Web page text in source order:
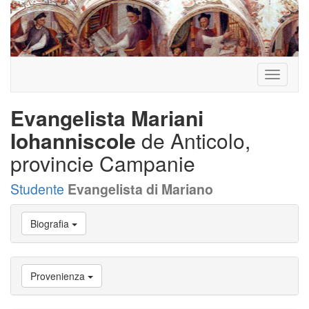
Toggle
Evangelista Mariani
Iohanniscole de Anticolo,
provincie Campanie
Studente Evangelista di Mariano
Vai
Biografia
Provenienza
Vai
Biografia
Provenienza